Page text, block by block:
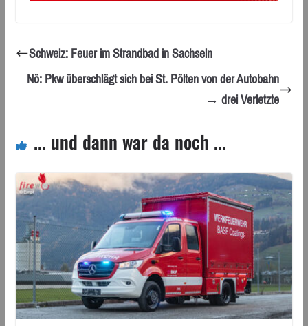
Schweiz: Feuer im Strandbad in Sachseln
Nö: Pkw überschlägt sich bei St. Pölten von der Autobahn
→ drei Verletzte
... und dann war da noch ...